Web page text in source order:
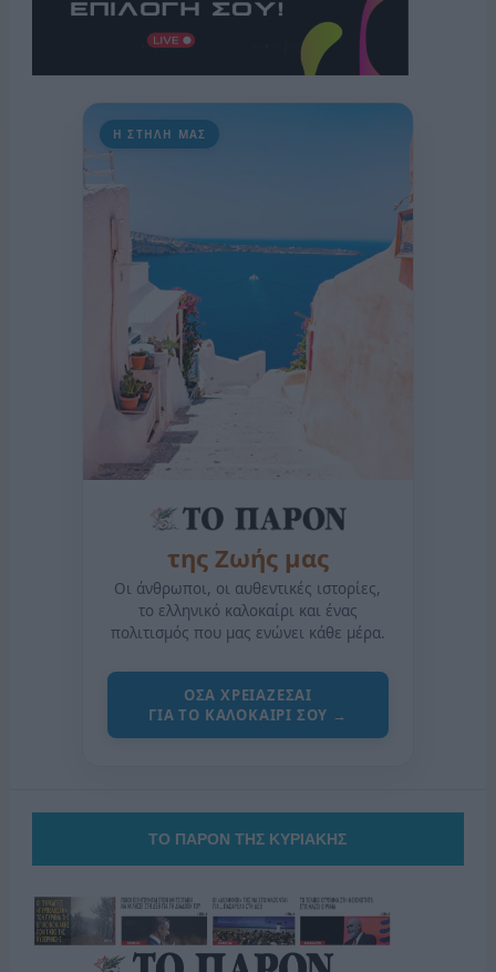
Η ΣΤΗΛΗ ΜΑΣ
της Ζωής μας
Οι άνθρωποι, οι αυθεντικές ιστορίες,
το ελληνικό καλοκαίρι και ένας
πολιτισμός που μας ενώνει κάθε μέρα.
ΟΣΑ ΧΡΕΙΑΖΕΣΑΙ
ΓΙΑ ΤΟ ΚΑΛΟΚΑΙΡΙ ΣΟΥ →
ΤΟ ΠΑΡΟΝ ΤΗΣ ΚΥΡΙΑΚΗΣ